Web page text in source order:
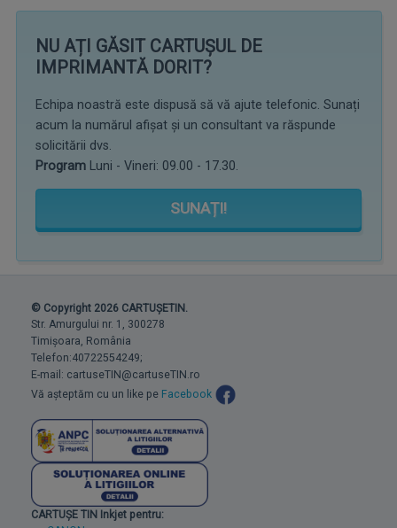
NU AȚI GĂSIT CARTUȘUL DE
IMPRIMANTĂ DORIT?
Echipa noastră este dispusă să vă ajute telefonic. Sunați
acum la numărul afișat și un consultant va răspunde
solicitării dvs.
Program Luni - Vineri: 09.00 - 17.30.
SUNAȚI!
© Copyright 2026 CARTUȘETIN.
Str. Amurgului nr. 1, 300278
Timișoara, România
Telefon:40722554249;
E-mail: cartuseTIN@cartuseTIN.ro
Vă așteptăm cu un like pe Facebook
CARTUȘE TIN Inkjet pentru: